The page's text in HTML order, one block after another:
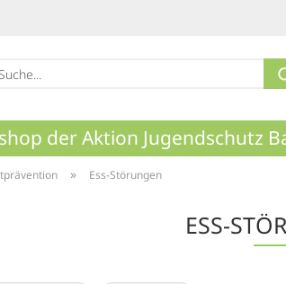
der Aktion Jugendschutz
» Ess-Störungen
ESS-